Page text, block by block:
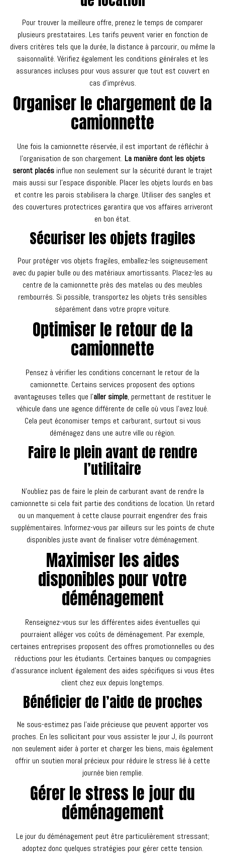
Pour trouver la meilleure offre, prenez le temps de comparer
plusieurs prestataires. Les tarifs peuvent varier en fonction de
divers critères tels que la durée, la distance à parcourir, ou même la
saisonnalité. Vérifiez également les conditions générales et les
assurances incluses pour vous assurer que tout est couvert en
cas d’imprévus.
Organiser le chargement de la
camionnette
Une fois la camionnette réservée, il est important de réfléchir à
l’organisation de son chargement. La manière dont les objets
seront placés influe non seulement sur la sécurité durant le trajet
mais aussi sur l’espace disponible. Placer les objets lourds en bas
et contre les parois stabilisera la charge. Utiliser des sangles et
des couvertures protectrices garantira que vos affaires arriveront
en bon état.
Sécuriser les objets fragiles
Pour protéger vos objets fragiles, emballez-les soigneusement
avec du papier bulle ou des matériaux amortissants. Placez-les au
centre de la camionnette près des matelas ou des meubles
rembourrés. Si possible, transportez les objets très sensibles
séparément dans votre propre voiture.
Optimiser le retour de la
camionnette
Pensez à vérifier les conditions concernant le retour de la
camionnette. Certains services proposent des options
avantageuses telles que l’aller simple, permettant de restituer le
véhicule dans une agence différente de celle où vous l’avez loué.
Cela peut économiser temps et carburant, surtout si vous
déménagez dans une autre ville ou région.
Faire le plein avant de rendre
l’utilitaire
N’oubliez pas de faire le plein de carburant avant de rendre la
camionnette si cela fait partie des conditions de location. Un retard
ou un manquement à cette clause pourrait engendrer des frais
supplémentaires. Informez-vous par ailleurs sur les points de chute
disponibles juste avant de finaliser votre déménagement.
Maximiser les aides
disponibles pour votre
déménagement
Renseignez-vous sur les différentes aides éventuelles qui
pourraient alléger vos coûts de déménagement. Par exemple,
certaines entreprises proposent des offres promotionnelles ou des
réductions pour les étudiants. Certaines banques ou compagnies
d’assurance incluent également des aides spécifiques si vous êtes
client chez eux depuis longtemps.
Bénéficier de l’aide de proches
Ne sous-estimez pas l’aide précieuse que peuvent apporter vos
proches. En les sollicitant pour vous assister le jour J, ils pourront
non seulement aider à porter et charger les biens, mais également
offrir un soutien moral précieux pour réduire le stress lié à cette
journée bien remplie.
Gérer le stress le jour du
déménagement
Le jour du déménagement peut être particulièrement stressant;
adoptez donc quelques stratégies pour gérer cette tension.